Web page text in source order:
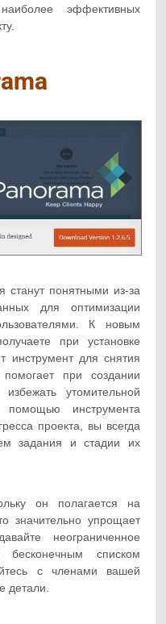
эффективных
станут понятными из-за
для оптимизации
К новым
при установке
инструмент для снятия
при создании
утомительной
инструмента
проекта, вы всегда
задания и стадии их
он полагается на
значительно упрощает
неограниченное
списком
с членами вашей
детали.